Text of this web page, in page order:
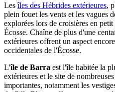
Lesîles des Hébrides extérieures,
plein fouet les vents et les vagues
explorées lors de croisières en
Écosse. Chaîne de plus d'une
extérieures offrent un aspect
occidentales de l'Écosse.
L'île de Barra est l'île habitée la
extérieures et le site de
importantes, notamment les